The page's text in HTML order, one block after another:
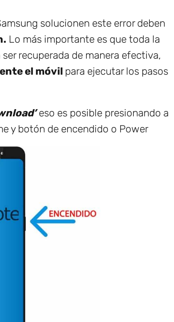
solucionen este error deben
Lo más importante es que toda la
recuperada de manera efectiva,
el móvil para ejecutar los pasos
eso es posible presionando a
y botón de encendido o Power